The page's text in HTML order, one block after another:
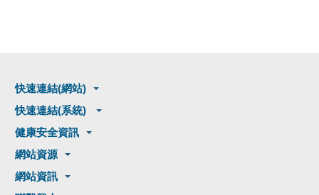
快速連結(網站)
快速連結(系統)
健康安全資訊
網站資源
網站資訊